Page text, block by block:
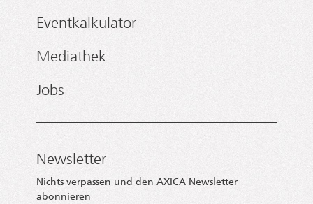
Eventkalkulator
Mediathek
Jobs
Newsletter
Nichts verpassen und den AXICA Newsletter
abonnieren